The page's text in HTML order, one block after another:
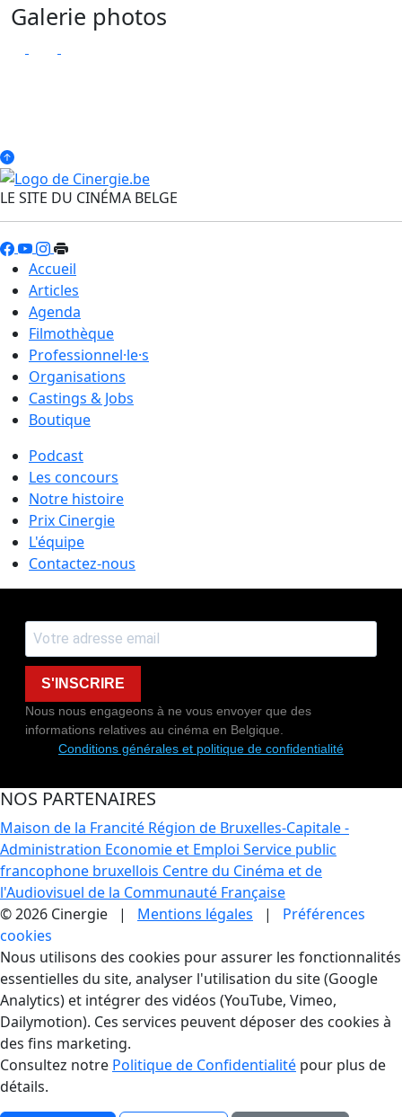
Galerie photos
LE SITE DU CINÉMA BELGE
Accueil
Articles
Agenda
Filmothèque
Professionnel·le·s
Organisations
Castings & Jobs
Boutique
Podcast
Les concours
Notre histoire
Prix Cinergie
L'équipe
Contactez-nous
S'INSCRIRE
Nous nous engageons à ne vous envoyer que des
informations relatives au cinéma en Belgique.
Conditions générales et politique de confidentialité
NOS PARTENAIRES
Maison de la Francité Région de Bruxelles-Capitale -
Administration Economie et Emploi Service public
francophone bruxellois Centre du Cinéma et de
l'Audiovisuel de la Communauté Française
© 2026 Cinergie | Mentions légales | Préférences
cookies
Gestion des Cookies
Nous utilisons des cookies pour assurer les fonctionnalités
essentielles du site, analyser l'utilisation du site (Google
Analytics) et intégrer des vidéos (YouTube, Vimeo,
Dailymotion). Ces services peuvent déposer des cookies à
des fins marketing.
Consultez notre Politique de Confidentialité pour plus de
détails.